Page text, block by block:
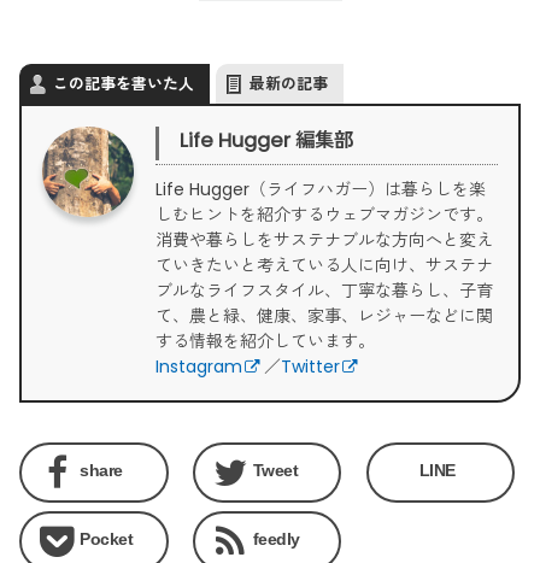
この記事を書いた人 最新の記事
Life Hugger 編集部
Life Hugger（ライフハガー）は暮らしを楽
しむヒントを紹介するウェブマガジンです。
消費や暮らしをサステナブルな方向へと変え
ていきたいと考えている人に向け、サステナ
ブルなライフスタイル、丁寧な暮らし、子育
て、農と緑、健康、家事、レジャーなどに関
する情報を紹介しています。
Instagram
／Twitter
share Tweet LINE
Pocket feedly